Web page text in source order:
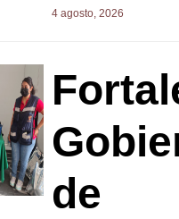
4 agosto, 2026
de